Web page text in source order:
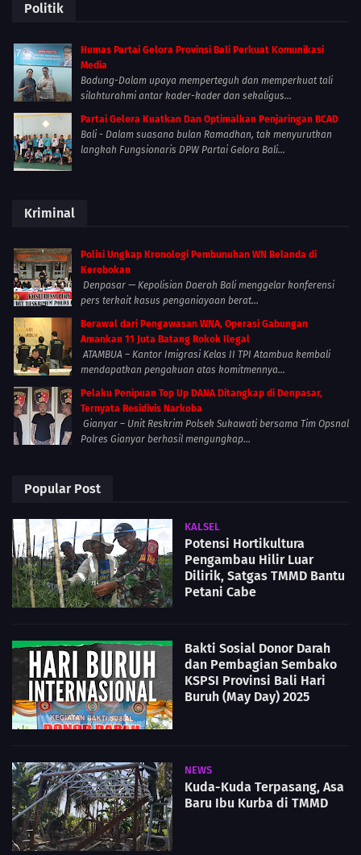
Politik
Humas Partai Gelora Provinsi Bali Perkuat Komunikasi
Media
Badung-Dalam upaya memperteguh dan memperkuat tali
silahturahmi antar kader-kader dan sekaligus...
Partai Gelora Kuatkan Dan Optimalkan Penjaringan BCAD
Bali - Dalam suasana bulan Ramadhan, tak menyurutkan
langkah Fungsionaris DPW Partai Gelora Bali...
Kriminal
Polisi Ungkap Kronologi Pembunuhan WN Belanda di
Kerobokan
Denpasar — Kepolisian Daerah Bali menggelar konferensi
pers terkait kasus penganiayaan berat...
Berawal dari Pengawasan WNA, Operasi Gabungan
Amankan 11 Juta Batang Rokok Ilegal
ATAMBUA – Kantor Imigrasi Kelas II TPI Atambua kembali
mendapatkan pengakuan atas komitmennya...
Pelaku Penipuan Top Up DANA Ditangkap di Denpasar,
Ternyata Residivis Narkoba
Gianyar – Unit Reskrim Polsek Sukawati bersama Tim Opsnal
Polres Gianyar berhasil mengungkap...
Popular Post
KALSEL
Potensi Hortikultura
Pengambau Hilir Luar
Dilirik, Satgas TMMD Bantu
Petani Cabe
Bakti Sosial Donor Darah
dan Pembagian Sembako
KSPSI Provinsi Bali Hari
Buruh (May Day) 2025
NEWS
Kuda-Kuda Terpasang, Asa
Baru Ibu Kurba di TMMD